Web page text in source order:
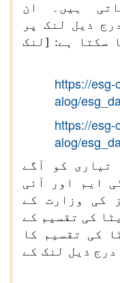
ہیں۔ ان
ذیل لنک پر
سکتا ہے: [لنک
https://esg-
alog/
https://esg-
alog/
تیاری کو آگے
ایم اور آئی
کی وزارت کے
کی تقسیم کے
کی تقسیم کا
ذیل لنک کے